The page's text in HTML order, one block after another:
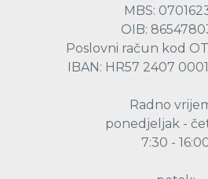
MBS:
OIB:
Poslovni račun kod
IBAN: HR57 2407
Radno
ponedjeljak -
7:30 -